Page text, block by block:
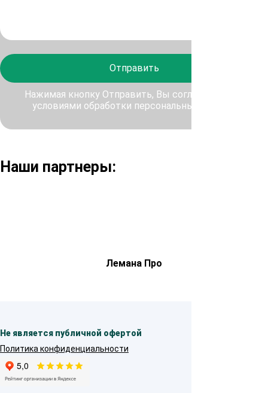
Отправить
Нажимая кнопку Отправить, Вы соглашаетесь с
условиями обработки персональных данных
Наши партнеры:
Лемана Про
Не является публичной офертой
Политика конфиденциальности